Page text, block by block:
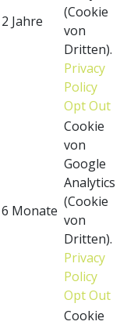
2 Jahre
(Cookie
von
Dritten).
Privacy
Policy
Opt Out
6 Monate
Cookie
von
Google
Analytics
(Cookie
von
Dritten).
Privacy
Policy
Opt Out
Cookie